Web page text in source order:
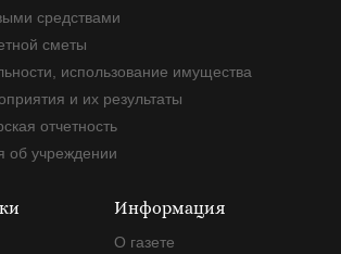
средствами
сметы
использование имущества
и их результаты
отчетность
учреждении
Информация
О газете